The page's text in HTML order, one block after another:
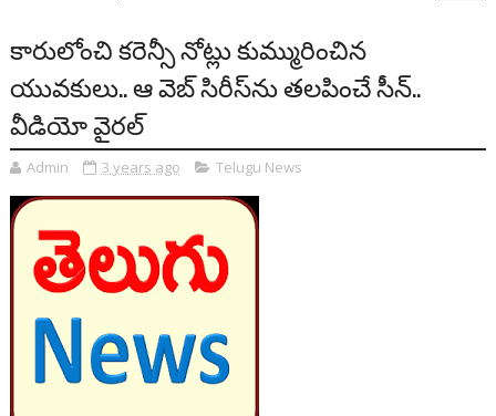
కారులోంచి కరెన్సీ నోట్లు కుమ్మురించిన
యువకులు.. ఆ వెబ్ సిరీస్‌ను తలపించే సీన్..
వీడియో వైరల్
Admin 3 years ago Telugu News